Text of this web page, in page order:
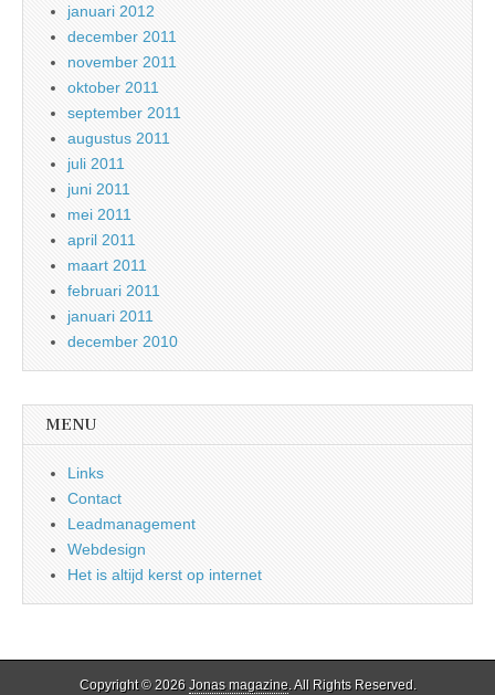
januari 2012
december 2011
november 2011
oktober 2011
september 2011
augustus 2011
juli 2011
juni 2011
mei 2011
april 2011
maart 2011
februari 2011
januari 2011
december 2010
MENU
Links
Contact
Leadmanagement
Webdesign
Het is altijd kerst op internet
Copyright © 2026 Jonas magazine. All Rights Reserved.